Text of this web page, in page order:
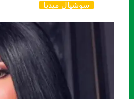
سوشيال ميديا